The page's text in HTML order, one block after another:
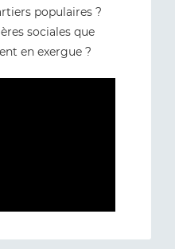
populaires ?
sociales que
en exergue ?